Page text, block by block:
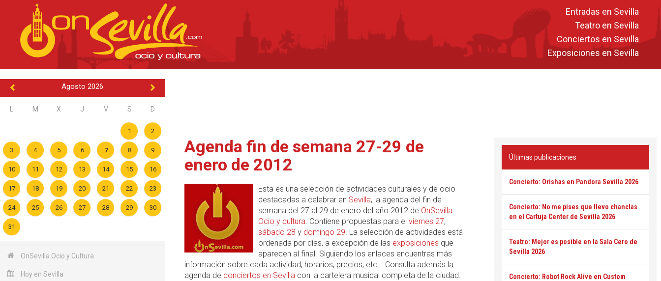
Entradas en Sevilla
Teatro en Sevilla
Conciertos en Sevilla
Exposiciones en Sevilla
Agosto 2026
M X J V S D
1 2
3 4 5 6 7 8 9
10 11 12 13 14 15 16
17 18 19 20 21 22 23
24 25 26 27 28 29 30
31
OnSevilla Ocio y Cultura
Hoy en Sevilla
Agenda fin de semana 27-29 de
enero de 2012
Esta es una selección de actividades culturales y de ocio
destacadas a celebrar en Sevilla, la agenda del fin de
semana del 27 al 29 de enero del año 2012 de OnSevilla
Ocio y cultura. Contiene propuestas para el viernes 27,
sábado 28 y domingo 29. La selección de actividades está
ordenada por días, a excepción de las exposiciones que
aparecen al final. Siguiendo los enlaces encuentras más
información sobre cada actividad, horarios, precios, etc... Consulta además la
agenda de conciertos en Sevilla con la cartelera musical completa de la ciudad.
Últimas publicaciones
Concierto: Orishas en Pandora Sevilla 2026
Concierto: No me pises que llevo chanclas
en el Cartuja Center de Sevilla 2026
Teatro: Mejor es posible en la Sala Cero de
Sevilla 2026
Concierto: Robot Rock Alive en Custom